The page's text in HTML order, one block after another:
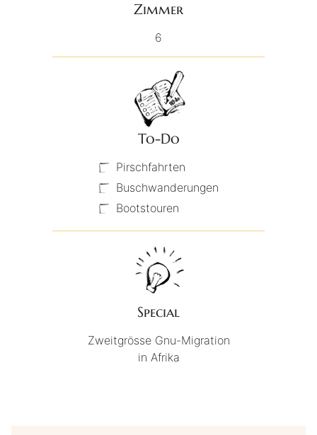
Zimmer
6
To-Do
Pirschfahrten
Buschwanderungen
Bootstouren
Special
Zweitgrösse Gnu-Migration
in Afrika